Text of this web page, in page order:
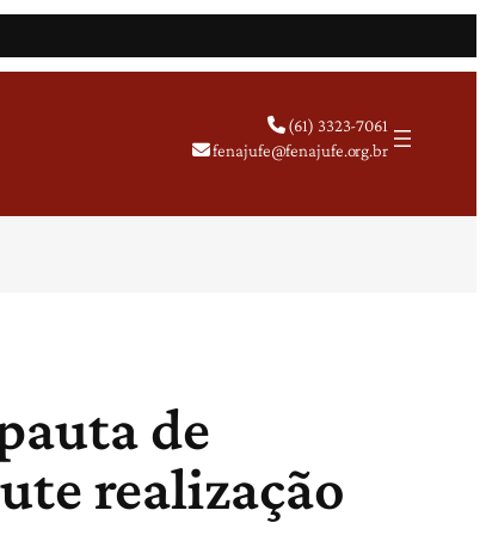
(61) 3323-7061
fenajufe@fenajufe.org.br
de
realização